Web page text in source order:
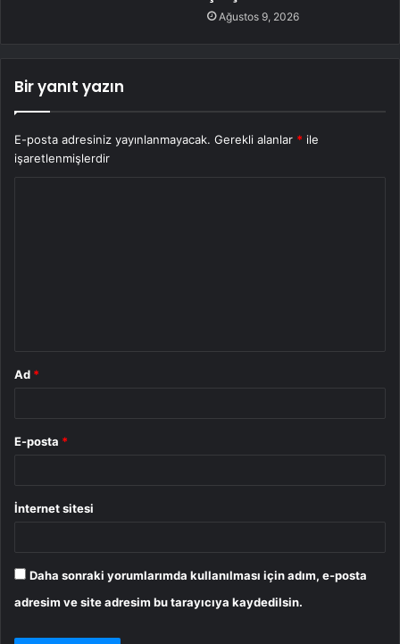
Ağustos 9, 2026
Bir yanıt yazın
E-posta adresiniz yayınlanmayacak. Gerekli alanlar * ile
işaretlenmişlerdir
Ad *
E-posta *
İnternet sitesi
Daha sonraki yorumlarımda kullanılması için adım, e-posta
adresim ve site adresim bu tarayıcıya kaydedilsin.